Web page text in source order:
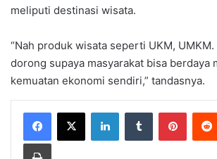
meliputi destinasi wisata.
“Nah produk wisata seperti UKM,
dorong supaya masyarakat bisa berdaya
kemuatan ekonomi sendiri,” tandasnya.
LinkedInTumblr
Print